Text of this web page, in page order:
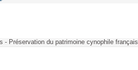
- Préservation du patrimoine cynophile français